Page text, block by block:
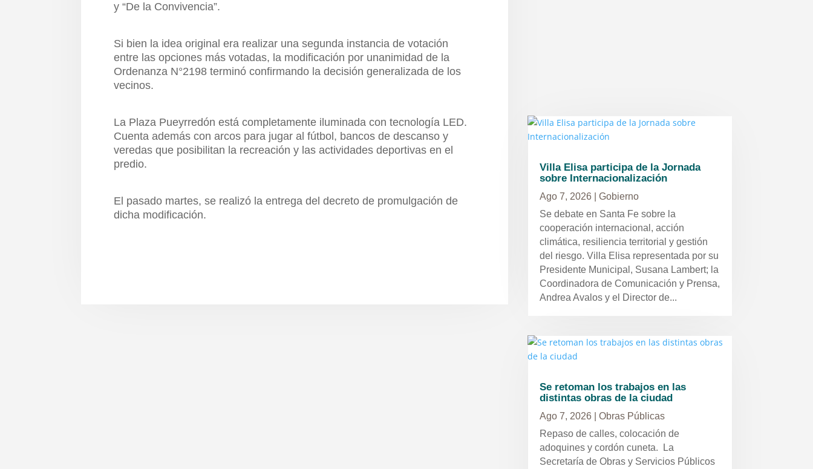
y “De la Convivencia”.
Si bien la idea original era realizar una segunda instancia de votación
entre las opciones más votadas, la modificación por unanimidad de la
Ordenanza N°2198 terminó confirmando la decisión generalizada de los
vecinos.
La Plaza Pueyrredón está completamente iluminada con tecnología LED.
Cuenta además con arcos para jugar al fútbol, bancos de descanso y
veredas que posibilitan la recreación y las actividades deportivas en el
predio.
El pasado martes, se realizó la entrega del decreto de promulgación de
dicha modificación.
Villa Elisa participa de la Jornada
sobre Internacionalización
Ago 7, 2026| Gobierno
Se debate en Santa Fe sobre la
cooperación internacional, acción
climática, resiliencia territorial y gestión
del riesgo. Villa Elisa representada por su
Presidente Municipal, Susana Lambert; la
Coordinadora de Comunicación y Prensa,
Andrea Avalos y el Director de...
Se retoman los trabajos en las
distintas obras de la ciudad
Ago 7, 2026| Obras Públicas
Repaso de calles, colocación de
adoquines y cordón cuneta. La
Secretaría de Obras y Servicios Públicos